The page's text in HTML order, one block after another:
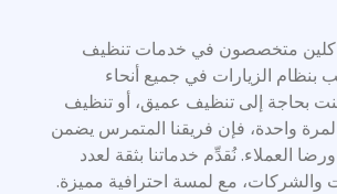
متخصصون في خدمات تنظيف
بنظام الزيارات في جميع أنحاء
بحاجة إلى تنظيف عميق، أو تنظيف
واحدة، فإن فريقنا المتمرس يضمن
العملاء. نُقدِّم خدماتنا بثقة لعدد
والشركات، مع لمسة احترافية مميزة.